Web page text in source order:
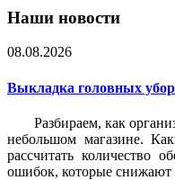
Наши новости
08.08.2026
Выкладка головных
Разбираем, как
небольшом магазине.
рассчитать количество
ошибок, которые снижают